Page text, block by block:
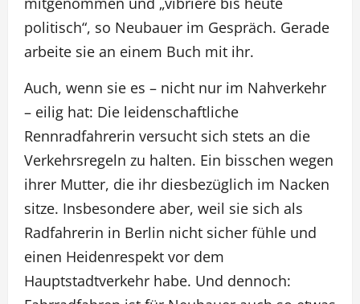
politisch“, so Neubauer im Gespräch. Gerade
arbeite sie an einem Buch mit ihr.
Auch, wenn sie es – nicht nur im Nahverkehr
– eilig hat: Die leidenschaftliche
Rennradfahrerin versucht sich stets an die
Verkehrsregeln zu halten. Ein bisschen wegen
ihrer Mutter, die ihr diesbezüglich im Nacken
sitze. Insbesondere aber, weil sie sich als
Radfahrerin in Berlin nicht sicher fühle und
einen Heidenrespekt vor dem
Hauptstadtverkehr habe. Und dennoch: